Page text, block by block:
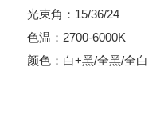
光束角：15/36/24
色温：2700-6000K
颜色：白+黑/全黑/全白